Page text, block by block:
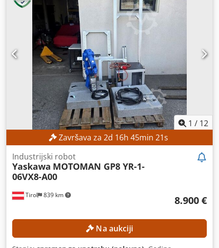
1 / 12
Završava za 2d 16h 45min 20s
Tirol 839 km
Industrijski robot
Yaskawa MOTOMAN GP8 YR-1-
06VX8-A00
8.900 €
Na aukciji